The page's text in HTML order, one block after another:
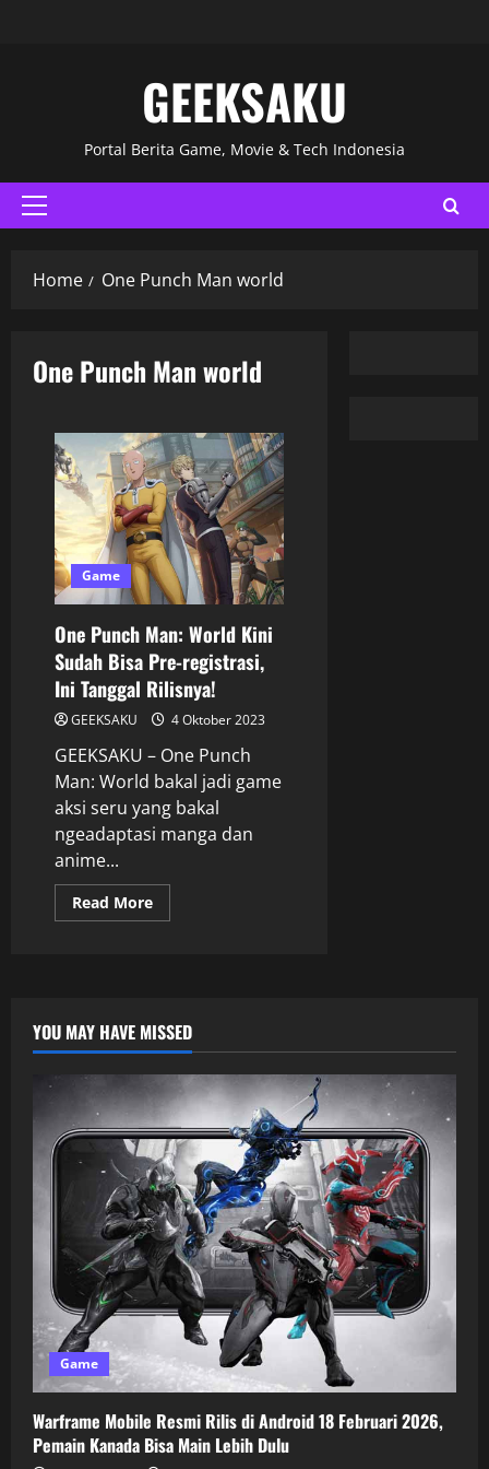
GEEKSAKU
Portal Berita Game, Movie & Tech Indonesia
Home One Punch Man world
One Punch Man world
Game
One Punch Man: World Kini
Sudah Bisa Pre-registrasi,
Ini Tanggal Rilisnya!
GEEKSAKU 4 Oktober 2023
GEEKSAKU – One Punch
Man: World bakal jadi game
aksi seru yang bakal
ngeadaptasi manga dan
anime...
Read More
YOU MAY HAVE MISSED
Game
Warframe Mobile Resmi Rilis di Android 18 Februari 2026,
Pemain Kanada Bisa Main Lebih Dulu